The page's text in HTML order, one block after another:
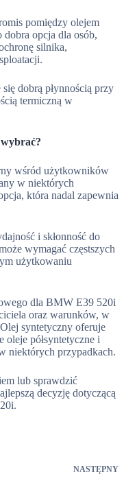
pomiędzy olejem
dobra opcja dla osób,
silnika,
dobrą płynnością przy
termiczną w
wśród użytkowników
w niektórych
która nadal zapewnia
i skłonność do
wymagać częstszych
użytkowaniu
dla BMW E39 520i
oraz warunków, w
syntetyczny oferuje
oleje półsyntetyczne i
niektórych przypadkach.
lub sprawdzić
decyzję dotyczącą
NASTĘPNY